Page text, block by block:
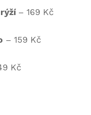
– 169 Kč
– 159 Kč
Kč